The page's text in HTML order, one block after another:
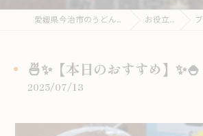
愛媛県今治市のうどんならこがね製麺所 お役立ち情報 ブログ
🍜✨【本日のおすすめ】✨🍚
2025/07/13